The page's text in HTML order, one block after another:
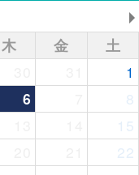
木 金
土
1
6
8
15
22